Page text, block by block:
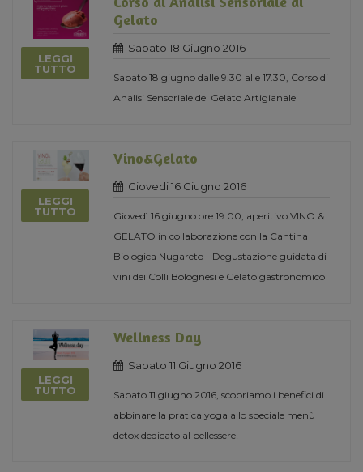
LEGGI
TUTTO
Gelato
Sabato 18 Giugno 2016
Sabato 18 giugno dalle 9.30 alle 17.30, Corso di
Analisi Sensoriale del Gelato Artigianale
LEGGI
TUTTO
Vino&Gelato
Giovedi 16 Giugno 2016
Giovedì 16 giugno ore 19.00, aperitivo VINO &
GELATO in collaborazione con la Cantina
Biologica Nugareto - Degustazione guidata di
vini dei Colli Bolognesi e Gelato gastronomico
LEGGI
TUTTO
Wellness Day
Sabato 11 Giugno 2016
Sabato 11 giugno 2016, scopriamo i benefici di
abbinare la pratica yoga allo speciale menù
detox dedicato al bellessere!